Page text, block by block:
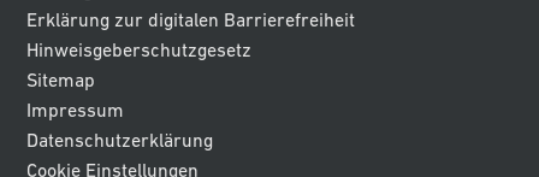
Erklärung zur digitalen Barrierefreiheit
Hinweisgeberschutzgesetz
Sitemap
Impressum
Datenschutzerklärung
Cookie Einstellungen